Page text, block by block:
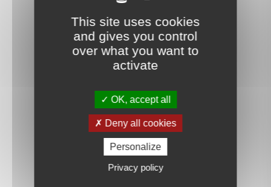
This site uses cookies
and gives you control
over what you want to
activate
OK, accept all
Deny all cookies
Personalize
Privacy policy